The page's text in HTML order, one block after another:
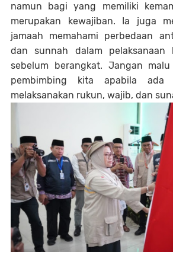
namun bagi yang memiliki
merupakan kewajiban. Ia juga
jamaah memahami perbedaan
dan sunnah dalam pelaksanaan
sebelum berangkat. Jangan
pembimbing kita apabila ada
melaksanakan rukun, wajib, dan